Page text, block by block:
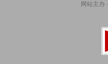
网站主办